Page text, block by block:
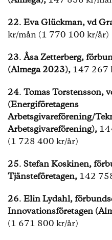
22. Eva Glückman, vd
kr/mån (1 770 100 kr/år)
23. Åsa Zetterberg,
(Almega 2023), 147 267
24. Tomas Torstensson,
(Energiföretagens
Arbetsgivareförening/
Arbetsgivareförening),
(1 728 400 kr/år)
25. Stefan Koskinen,
Tjänsteföretagen, 142
26. Elin Lydahl,
Innovationsföretagen
(1 671 800 kr/år)